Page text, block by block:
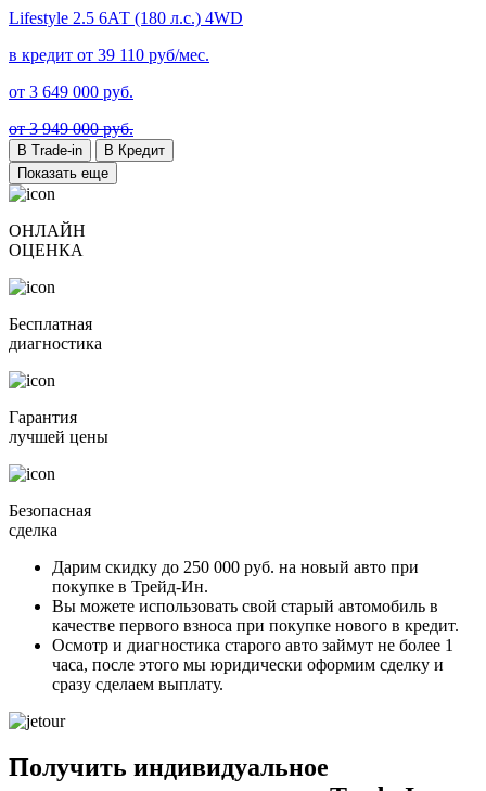
Lifestyle 2.5 6АТ (180 л.с.) 4WD
в кредит от 39 110 руб/мес.
от 3 649 000 руб.
от 3 949 000 руб.
В Trade-in
В Кредит
Показать еще
ОНЛАЙН
ОЦЕНКА
Бесплатная
диагностика
Гарантия
лучшей цены
Безопасная
сделка
Дарим скидку до 250 000 руб. на новый авто при
покупке в Трейд-Ин.
Вы можете использовать свой старый автомобиль в
качестве первого взноса при покупке нового в кредит.
Осмотр и диагностика старого авто займут не более 1
часа, после этого мы юридически оформим сделку и
сразу сделаем выплату.
Получить индивидуальное